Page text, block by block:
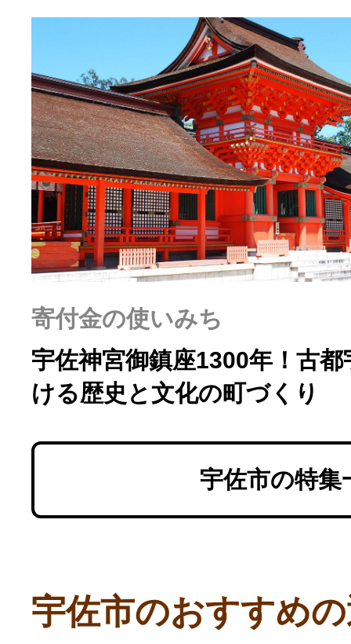
副業・パラレルワーカー
個人事業主・フリーラン
個人事業・フリーランス
ふるさと納税の基礎知識
10秒ぴったり診断
自治体直営サイト特集
よくあるご質問
寄付金の使いみち
宇佐神宮御鎮座1300年！古
ける歴史と文化の町づくり
宇佐市の特集
宇佐市のおすすめ